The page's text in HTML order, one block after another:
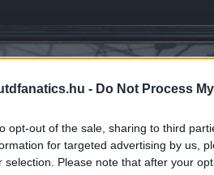
- Do Not Process
opt-out of the sale, sharing to third
for targeted advertising by us,
selection. Please note that after your